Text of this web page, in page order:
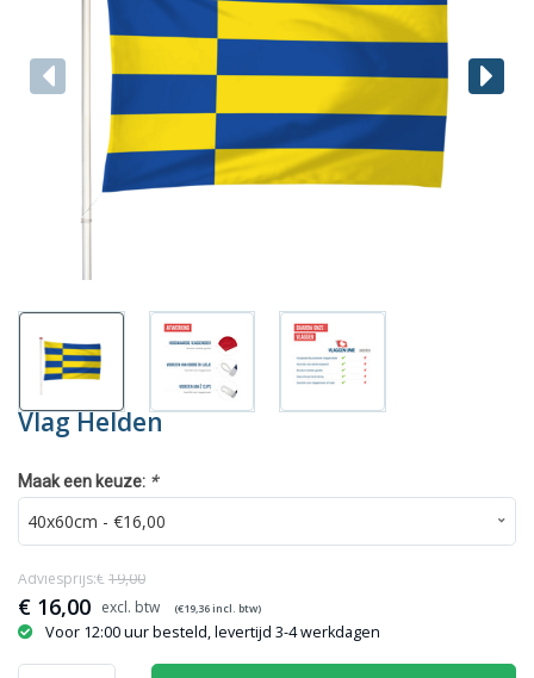
Vlag Helden
Maak een keuze: *
€ 16,00 (€19,36incl. btw)
Adviesprijs:€ 19,00
Voor 12:00 uur besteld, levertijd 3-4 werkdagen